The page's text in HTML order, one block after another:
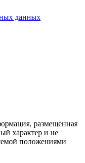
данных
размещенная
характер и не
положениями